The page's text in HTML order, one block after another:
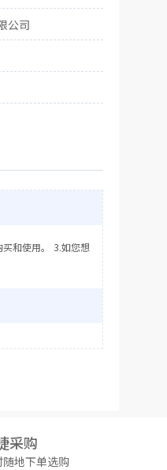
公司
和使用。 3.如您想
采购
随地下单选购